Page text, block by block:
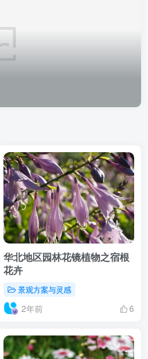
华北地区园林花镜植物之宿根
花卉
景观方案与灵感
2年前 6